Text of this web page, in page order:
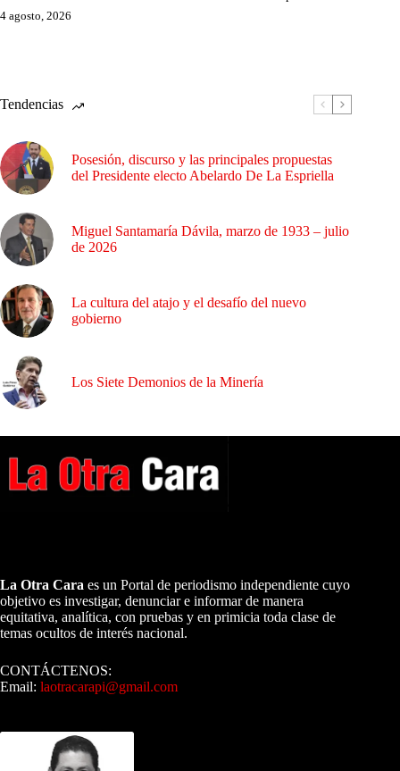
4 agosto, 2026
Tendencias
Posesión, discurso y las principales propuestas
del Presidente electo Abelardo De La Espriella
Miguel Santamaría Dávila, marzo de 1933 – julio
de 2026
La cultura del atajo y el desafío del nuevo
gobierno
Los Siete Demonios de la Minería
La Otra Cara es un Portal de periodismo independiente cuyo
objetivo es investigar, denunciar e informar de manera
equitativa, analítica, con pruebas y en primicia toda clase de
temas ocultos de interés nacional.
CONTÁCTENOS:
Email: laotracarapi@gmail.com